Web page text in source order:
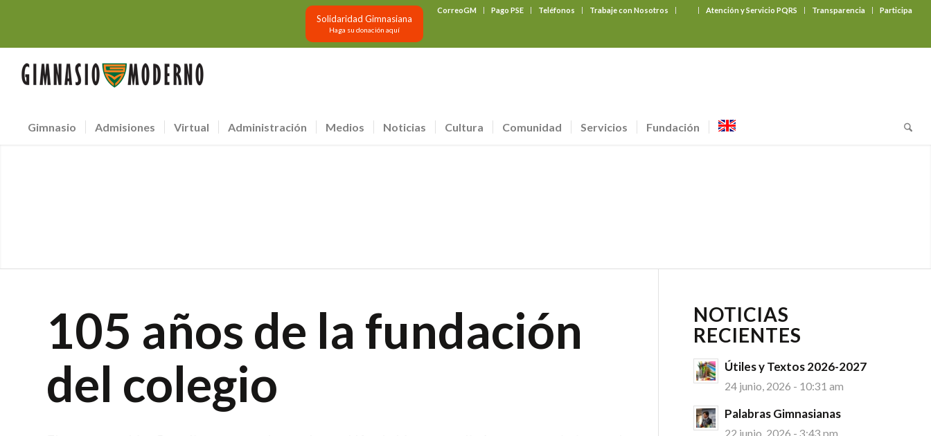
CorreoGM Pago PSE Teléfonos Trabaje con Nosotros Atención y Servicio PQRS Transparencia Participa
Solidaridad Gimnasiana
Haga su donación aquí
Gimnasio Admisiones Virtual Administración Medios Noticias Cultura Comunidad Servicios Fundación
105 años de la fundación
del colegio
NOTICIAS
RECIENTES
Útiles y Textos 2026-2027
24 junio, 2026 - 10:31 am
Palabras Gimnasianas
22 junio, 2026 - 3:43 pm